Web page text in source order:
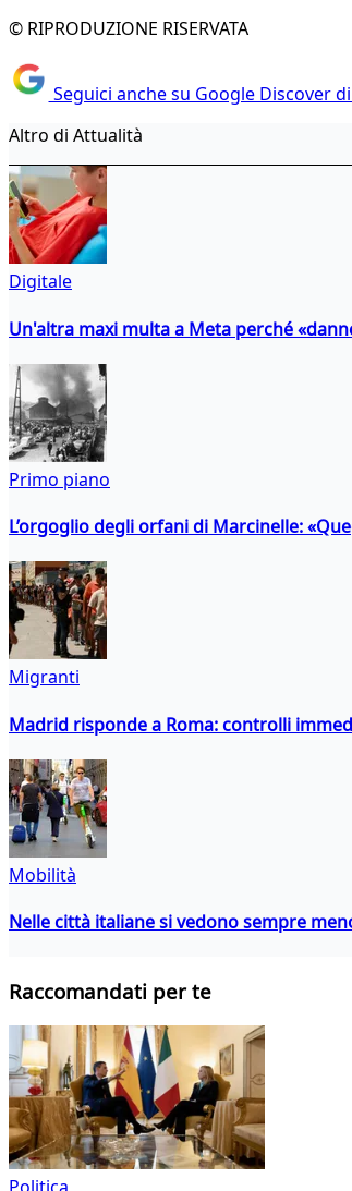
© RIPRODUZIONE RISERVATA
Seguici anche su Google Discover
Altro di Attualità
Digitale
Un'altra maxi multa a Meta perché
Primo piano
L’orgoglio degli orfani di Marcinelle:
Migranti
Madrid risponde a Roma: controlli
Mobilità
Nelle città italiane si vedono sempre
Raccomandati per te